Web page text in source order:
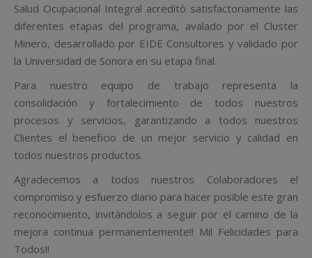
Salud Ocupacional Integral acreditó satisfactoriamente las
diferentes etapas del programa, avalado por el Cluster
Minero, desarrollado por EIDE Consultores y validado por
la Universidad de Sonora en su etapa final.
Para nuestro equipo de trabajo representa la
consolidación y fortalecimiento de todos nuestros
procesos y servicios, garantizando a todos nuestros
Clientes el beneficio de un mejor servicio y calidad en
todos nuestros productos.
Agradecemos a todos nuestros Colaboradores el
compromiso y esfuerzo diario para hacer posible este gran
reconocimiento, invitándolos a seguir por el camino de la
mejora continua permanentemente!! Mil Felicidades para
Todos!!